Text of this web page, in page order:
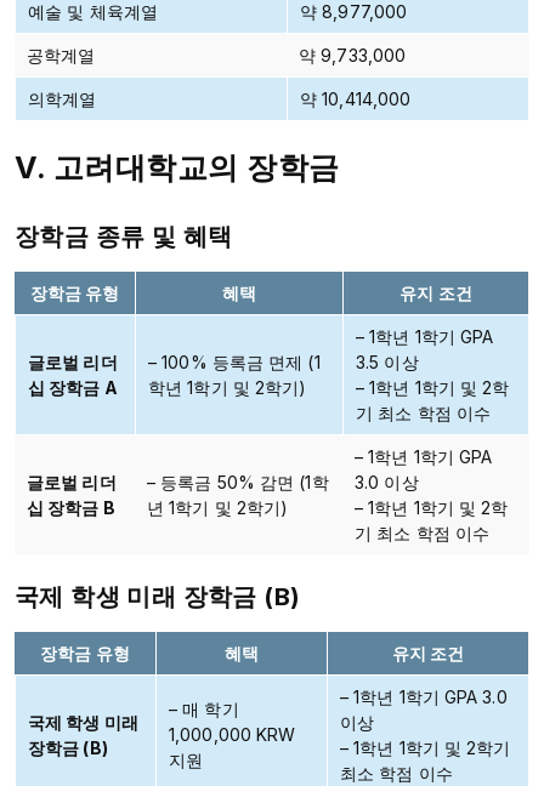
예술 및 체육계열 약 8,977,000
공학계열 약 9,733,000
의학계열 약 10,414,000
V. 고려대학교의 장학금
장학금 종류 및 혜택
장학금 유형 혜택 유지 조건
글로벌 리더
십 장학금 A
– 100% 등록금 면제 (1
학년 1학기 및 2학기)
– 1학년 1학기 GPA
3.5 이상
– 1학년 1학기 및 2학
기 최소 학점 이수
글로벌 리더
십 장학금 B
– 등록금 50% 감면 (1학
년 1학기 및 2학기)
– 1학년 1학기 GPA
3.0 이상
– 1학년 1학기 및 2학
기 최소 학점 이수
국제 학생 미래 장학금 (B)
장학금 유형 혜택 유지 조건
국제 학생 미래
장학금 (B)
– 매 학기
1,000,000 KRW
지원
– 1학년 1학기 GPA 3.0
이상
– 1학년 1학기 및 2학기
최소 학점 이수